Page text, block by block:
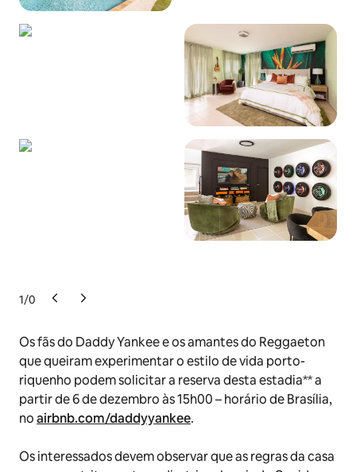
1/0
Os fãs do Daddy Yankee e os amantes do Reggaeton
que queiram experimentar o estilo de vida porto-
riquenho podem solicitar a reserva desta estadia** a
partir de 6 de dezembro às 15h00 – horário de Brasília,
noairbnb.com/daddyyankee.
Os interessados devem observar que as regras da casa